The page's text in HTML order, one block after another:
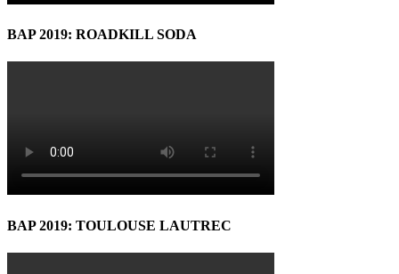
BAP 2019: ROADKILL SODA
BAP 2019: TOULOUSE LAUTREC